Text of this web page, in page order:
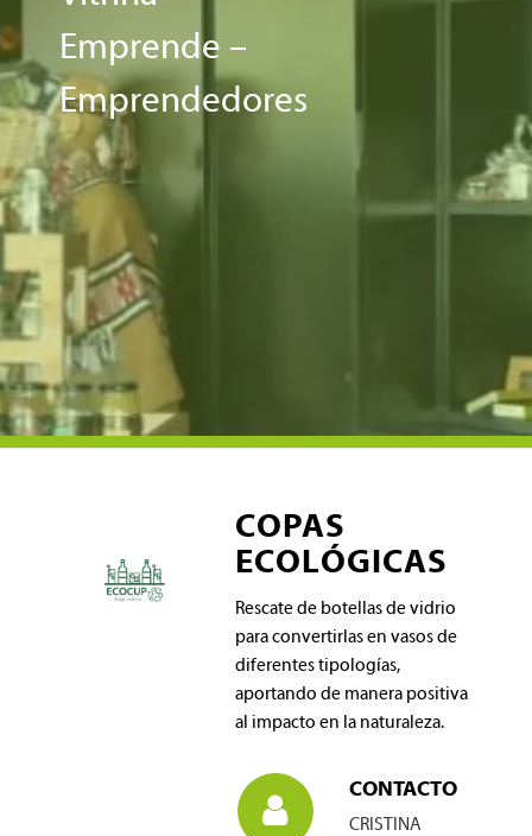
Emprende –
Emprendedores
COPAS
ECOLÓGICAS
Rescate de botellas de vidrio
para convertirlas en vasos de
diferentes tipologías,
aportando de manera positiva
al impacto en la naturaleza.
CONTACTO
CRISTINA